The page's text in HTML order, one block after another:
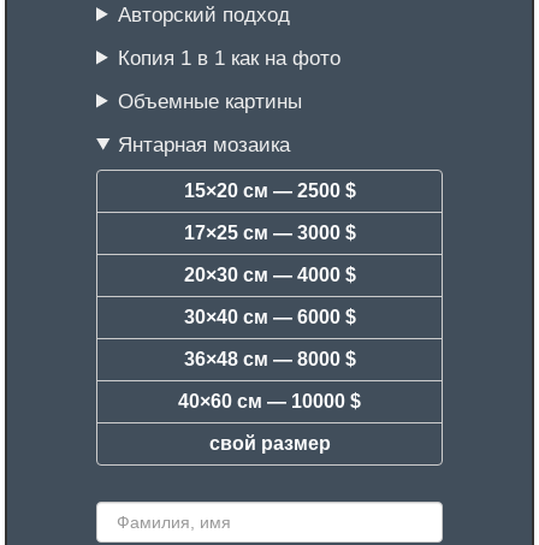
Авторский подход
Копия 1 в 1 как на фото
Объемные картины
Янтарная мозаика
15×20 см — 2500 $
17×25 см — 3000 $
20×30 см — 4000 $
30×40 см — 6000 $
36×48 см — 8000 $
40×60 см — 10000 $
свой размер